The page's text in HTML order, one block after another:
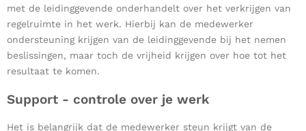
met de leidinggevende onderhandelt over het verkrijgen van
regelruimte in het werk. Hierbij kan de medewerker
ondersteuning krijgen van de leidinggevende bij het nemen
beslissingen, maar toch de vrijheid krijgen over hoe tot het
resultaat te komen.
Support - controle over je werk
Het is belangrijk dat de medewerker steun krijgt van de